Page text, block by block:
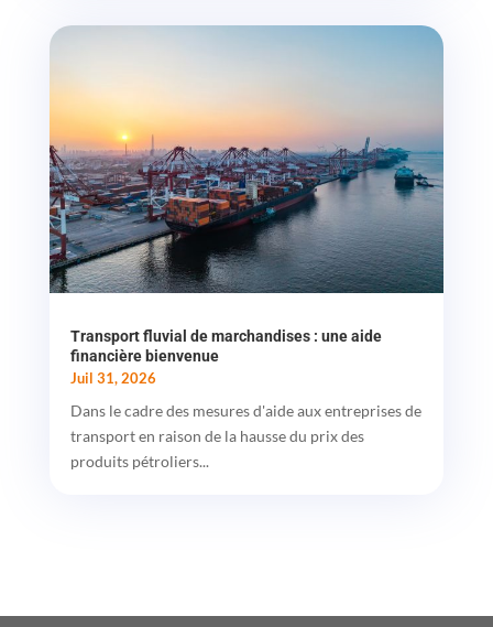
Transport fluvial de marchandises : une aide
financière bienvenue
Juil 31, 2026
Dans le cadre des mesures d'aide aux entreprises de
transport en raison de la hausse du prix des
produits pétroliers...